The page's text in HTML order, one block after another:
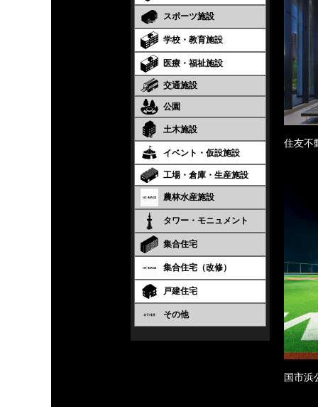
スポーツ施設
学校・教育施設
医療・福祉施設
交通施設
公園
土木施設
イベント・仮設施設
工場・倉庫・生産施設
農林水産施設
タワー・モニュメント
集合住宅
集合住宅（改修）
戸建住宅
その他
住友不
国市浜